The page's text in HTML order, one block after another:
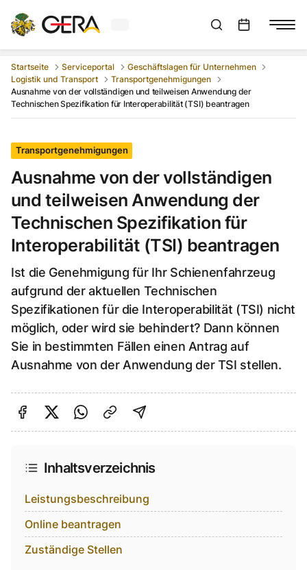
Aktuelles Wetter in GeraSuchleiste anzeigen
Startseite Serviceportal
Geschäftslagen für Unternehmen
Logistik und Transport
Transportgenehmigungen
Ausnahme von der vollständigen und teilweisen Anwendung der
Technischen Spezifikation für Interoperabilität (TSI) beantragen
Transportgenehmigungen
Ausnahme von der vollständigen
und teilweisen Anwendung der
Technischen Spezifikation für
Interoperabilität (TSI) beantragen
Ist die Genehmigung für Ihr Schienenfahrzeug
aufgrund der aktuellen Technischen
Spezifikationen für die Interoperabilität (TSI) nicht
möglich, oder wird sie behindert? Dann können
Sie in bestimmten Fällen einen Antrag auf
Ausnahme von der Anwendung der TSI stellen.
Auf Facebook teilen
Auf Twitter teilen
Per Link teilen
shareViaEmail
Inhaltsverzeichnis
Leistungsbeschreibung
Online beantragen
Zuständige Stellen